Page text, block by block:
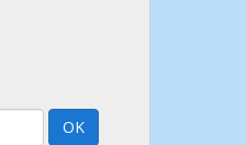
OK